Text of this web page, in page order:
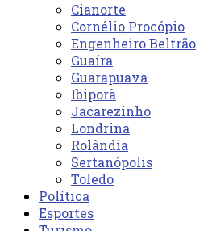
Cianorte
Cornélio Procópio
Engenheiro Beltrão
Guaíra
Guarapuava
Ibiporã
Jacarezinho
Londrina
Rolândia
Sertanópolis
Toledo
Política
Esportes